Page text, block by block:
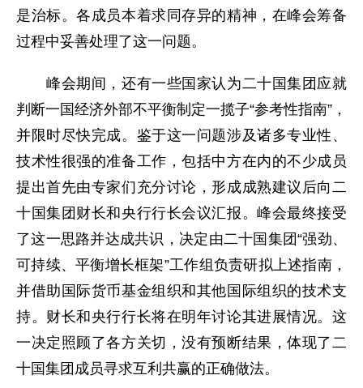
是治标。各成员本着求同存异的精神，在峰会筹备
过程中妥善处理了这一问题。
峰会期间，还有一些国家认为二十国集团应就
判断一国经济外部不平衡制定一揽子“参考性指南”，
并限时尽快完成。鉴于这一问题涉及诸多专业性、
技术性很强的准备工作，包括中方在内的不少成员
提出首先由专家们充分讨论，形成成熟建议后向二
十国集团财长和央行行长会议汇报。峰会最终接受
了这一思路并达成共识，决定由二十国集团“强劲、
可持续、平衡增长框架”工作组负责研拟上述指南，
并借助国际货币基金组织和其他国际组织的技术支
持。财长和央行行长将在明年讨论其进展情况。这
一决定照顾了各方关切，没有预断结果，体现了二
十国集团成员寻求互利共赢的正确做法。